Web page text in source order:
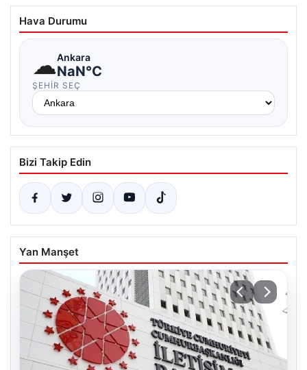
Hava Durumu
☁Ankara
NaN°C
ŞEHIR SEÇ
Bizi Takip Edin
Yan Manşet